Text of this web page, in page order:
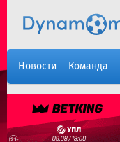
Новости Команда